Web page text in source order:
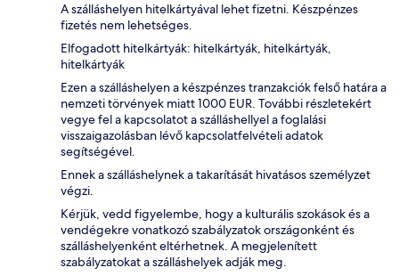
A szálláshelyen hitelkártyával lehet fizetni. Készpénzes
fizetés nem lehetséges.
Elfogadott hitelkártyák: hitelkártyák, hitelkártyák,
hitelkártyák
Ezen a szálláshelyen a készpénzes tranzakciók felső határa a
nemzeti törvények miatt 1000 EUR. További részletekért
vegye fel a kapcsolatot a szálláshellyel a foglalási
visszaigazolásban lévő kapcsolatfelvételi adatok
segítségével.
Ennek a szálláshelynek a takarítását hivatásos személyzet
végzi.
Kérjük, vedd figyelembe, hogy a kulturális szokások és a
vendégekre vonatkozó szabályzatok országonként és
szálláshelyenként eltérhetnek. A megjelenített
szabályzatokat a szálláshelyek adják meg.